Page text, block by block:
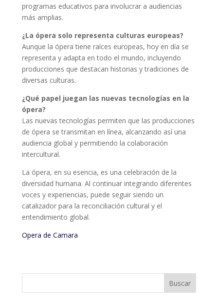
programas educativos para involucrar a audiencias
más amplias.
¿La ópera solo representa culturas europeas?
Aunque la ópera tiene raíces europeas, hoy en día se
representa y adapta en todo el mundo, incluyendo
producciones que destacan historias y tradiciones de
diversas culturas.
¿Qué papel juegan las nuevas tecnologías en la
ópera?
Las nuevas tecnologías permiten que las producciones
de ópera se transmitan en línea, alcanzando así una
audiencia global y permitiendo la colaboración
intercultural.
La ópera, en su esencia, es una celebración de la
diversidad humana. Al continuar integrando diferentes
voces y experiencias, puede seguir siendo un
catalizador para la reconciliación cultural y el
entendimiento global.
Opera de Camara